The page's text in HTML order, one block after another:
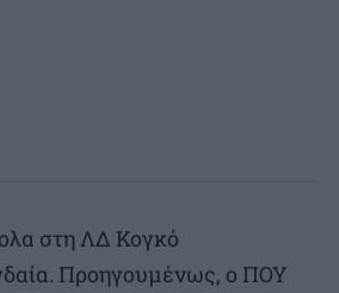
στη ΛΔ Κογκό
Προηγουμένως, ο ΠΟΥ